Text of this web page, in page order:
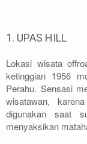
1. UPAS HILL
Lokasi wisata
ketinggian 1956
Perahu. Sensasi
wisatawan,
digunakan saat
menyaksikan